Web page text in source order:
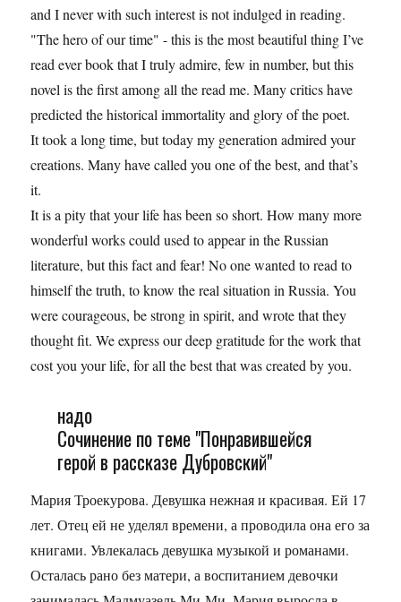
and I never with such interest is not indulged in reading.
"The hero of our time" - this is the most beautiful thing I’ve
read ever book that I truly admire, few in number, but this
novel is the first among all the read me. Many critics have
predicted the historical immortality and glory of the poet.
It took a long time, but today my generation admired your
creations. Many have called you one of the best, and that’s
it.
It is a pity that your life has been so short. How many more
wonderful works could used to appear in the Russian
literature, but this fact and fear! No one wanted to read to
himself the truth, to know the real situation in Russia. You
were courageous, be strong in spirit, and wrote that they
thought fit. We express our deep gratitude for the work that
cost you your life, for all the best that was created by you.
надо
Сочинение по теме "Понравившейся
герой в рассказе Дубровский"
Мария Троекурова. Девушка нежная и красивая. Ей 17
лет. Отец ей не уделял времени, а проводила она его за
книгами. Увлекалась девушка музыкой и романами.
Осталась рано без матери, а воспитанием девочки